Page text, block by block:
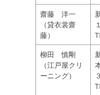
齋藤 洋一
（貸衣裳齋
藤）
柳田 慎剛
（江戸屋クリ
ーニング）
３